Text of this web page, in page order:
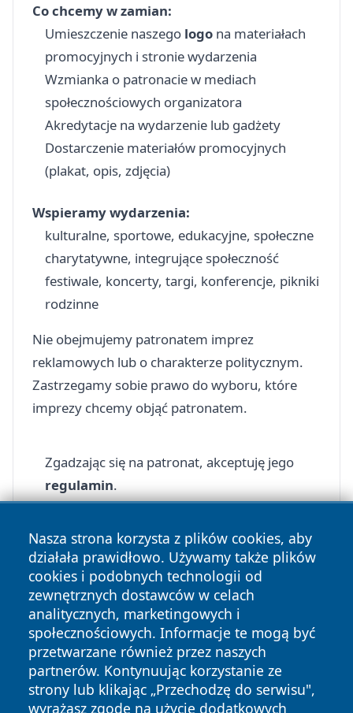
Co chcemy w zamian:
Umieszczenie naszego logo na materiałach
promocyjnych i stronie wydarzenia
Wzmianka o patronacie w mediach
społecznościowych organizatora
Akredytacje na wydarzenie lub gadżety
Dostarczenie materiałów promocyjnych
(plakat, opis, zdjęcia)
Wspieramy wydarzenia:
kulturalne, sportowe, edukacyjne, społeczne
charytatywne, integrujące społeczność
festiwale, koncerty, targi, konferencje, pikniki
rodzinne
Nie obejmujemy patronatem imprez
reklamowych lub o charakterze politycznym.
Zastrzegamy sobie prawo do wyboru, które
imprezy chcemy objąć patronatem.
Zgadzając się na patronat, akceptuję jego
regulamin.
Nasza strona korzysta z plików cookies, aby
działała prawidłowo. Używamy także plików
cookies i podobnych technologii od
zewnętrznych dostawców w celach
analitycznych, marketingowych i
społecznościowych. Informacje te mogą być
przetwarzane również przez naszych
partnerów. Kontynuując korzystanie ze
strony lub klikając „Przechodzę do serwisu",
wyrażasz zgodę na użycie dodatkowych
Copyright © 2026 wrotatarnowa.pl Wszystkie prawa
zastrzeżone.
News Autorzy
Polityka
Prywatności
Polityka
Cookies